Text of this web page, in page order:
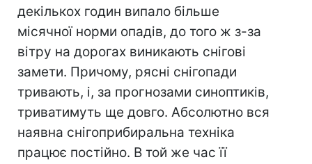
декількох годин випало більше
місячної норми опадів, до того ж з-за
вітру на дорогах виникають снігові
замети. Причому, рясні снігопади
тривають, і, за прогнозами синоптиків,
триватимуть ще довго. Абсолютно вся
наявна снігоприбиральна техніка
працює постійно. В той же час її